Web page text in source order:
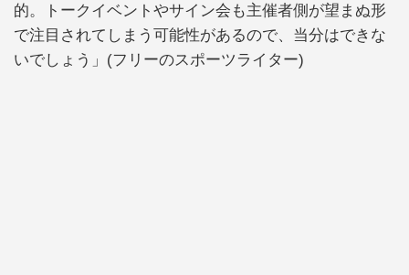
的。トークイベントやサイン会も主催者側が望まぬ形
で注目されてしまう可能性があるので、当分はできな
いでしょう」(フリーのスポーツライター)